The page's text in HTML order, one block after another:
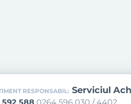
RESPONSABIL: Serviciul